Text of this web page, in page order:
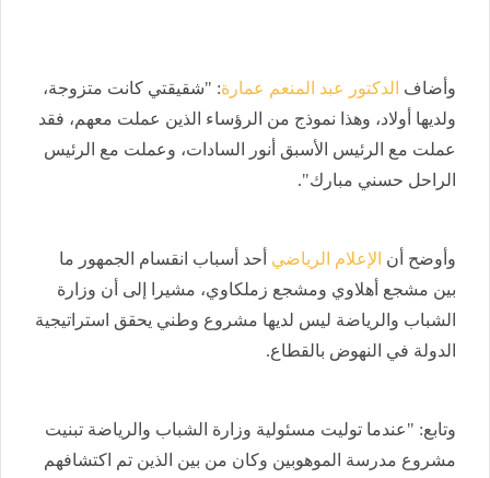
وأضاف الدكتور عبد المنعم عمارة: "شقيقتي كانت متزوجة،
ولديها أولاد، وهذا نموذج من الرؤساء الذين عملت معهم، فقد
عملت مع الرئيس الأسبق أنور السادات، وعملت مع الرئيس
الراحل حسني مبارك".
وأوضح أن الإعلام الرياضي أحد أسباب انقسام الجمهور ما
بين مشجع أهلاوي ومشجع زملكاوي، مشيرا إلى أن وزارة
الشباب والرياضة ليس لديها مشروع وطني يحقق استراتيجية
الدولة في النهوض بالقطاع.
وتابع: "عندما توليت مسئولية وزارة الشباب والرياضة تبنيت
مشروع مدرسة الموهوبين وكان من بين الذين تم اكتشافهم